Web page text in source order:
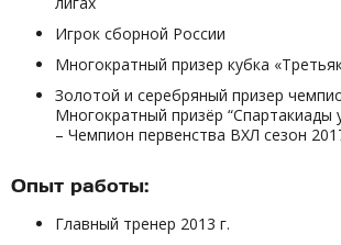
Игрок сборной России
Многократный призер кубка
Золотой и серебряный призер
Многократный призёр “Спартакиады
– Чемпион первенства ВХЛ сезон
Опыт работы:
Главный тренер 2013 г.